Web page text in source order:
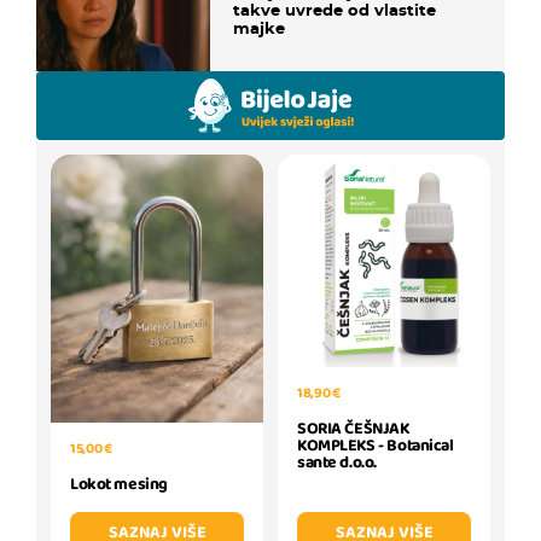
takve uvrede od vlastite
majke
15,00 €
Lokot mesing
SAZNAJ VIŠE
18,90 €
SORIA ČEŠNJAK
KOMPLEKS - Botanical
sante d.o.o.
SAZNAJ VIŠE